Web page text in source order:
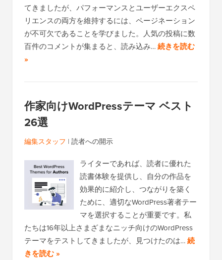
てきましたが、パフォーマンスとユーザーエクスペ
リエンスの両方を維持するには、ページネーション
が不可欠であることを学びました。人気の投稿に数
百件のコメントが集まると、読み込み…続きを読む
»
作家向けWordPressテーマ ベスト
26選
編集スタッフ | 読者への開示
ライターであれば、読者に優れた
読書体験を提供し、自分の作品を
効果的に紹介し、つながりを築く
ために、適切なWordPress著者テー
マを選択することが重要です。私
たちは16年以上さまざまなニッチ向けのWordPress
テーマをテストしてきましたが、見つけたのは…続
きを読む »